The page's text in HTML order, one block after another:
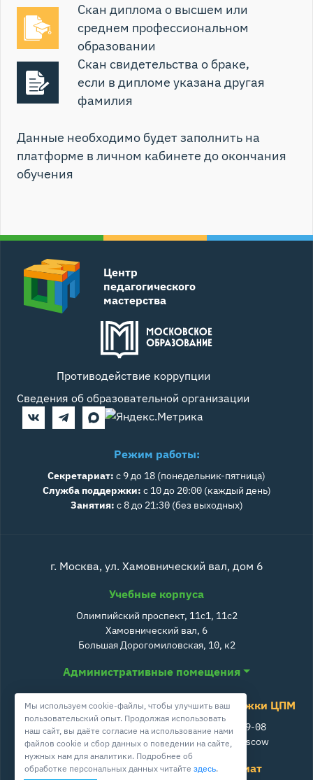
Скан диплома о высшем или
среднем профессиональном
образовании
Скан свидетельства о браке,
если в дипломе указана другая
фамилия
Данные необходимо будет заполнить на
платформе в личном кабинете до окончания
обучения
Центр
педагогического
мастерства
Противодействие коррупции
Сведения об образовательной организации
Режим работы:
Секретариат: с 9 до 18 (понедельник-пятница)
Служба поддержки: с 10 до 20:00 (каждый день)
Занятия: с 8 до 21:30 (без выходных)
г. Москва, ул. Хамовнический вал, дом 6
Учебные корпуса
Олимпийский проспект, 11с1, 11с2
Хамовнический вал, 6
Большая Дорогомиловская, 10, к2
Административные помещения
Служба поддержки ЦПМ
+7 800 511-39-08
info@cpm.moscow
Школа ЦПМ
Секретариат
Мы используем cookie-файлы, чтобы улучшить ваш
пользовательский опыт. Продолжая использовать
наш сайт, вы даёте согласие на использование нами
файлов cookie и сбор данных о поведении на сайте,
нужных нам для аналитики. Подробнее об
обработке персональных данных читайте здесь.